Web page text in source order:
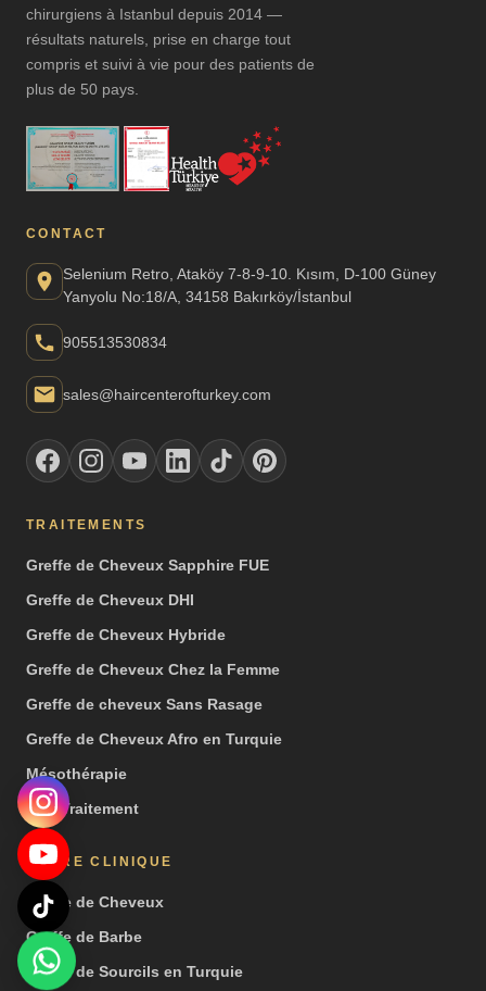
chirurgiens à Istanbul depuis 2014 —
résultats naturels, prise en charge tout
compris et suivi à vie pour des patients de
plus de 50 pays.
CONTACT
Selenium Retro, Ataköy 7-8-9-10. Kısım, D-100 Güney
Yanyolu No:18/A, 34158 Bakırköy/İstanbul
905513530834
sales@haircenterofturkey.com
TRAITEMENTS
Greffe de Cheveux Sapphire FUE
Greffe de Cheveux DHI
Greffe de Cheveux Hybride
Greffe de Cheveux Chez la Femme
Greffe de cheveux Sans Rasage
Greffe de Cheveux Afro en Turquie
Mésothérapie
PRP Traitement
NOTRE CLINIQUE
Greffe de Cheveux
Greffe de Barbe
Greffe de Sourcils en Turquie